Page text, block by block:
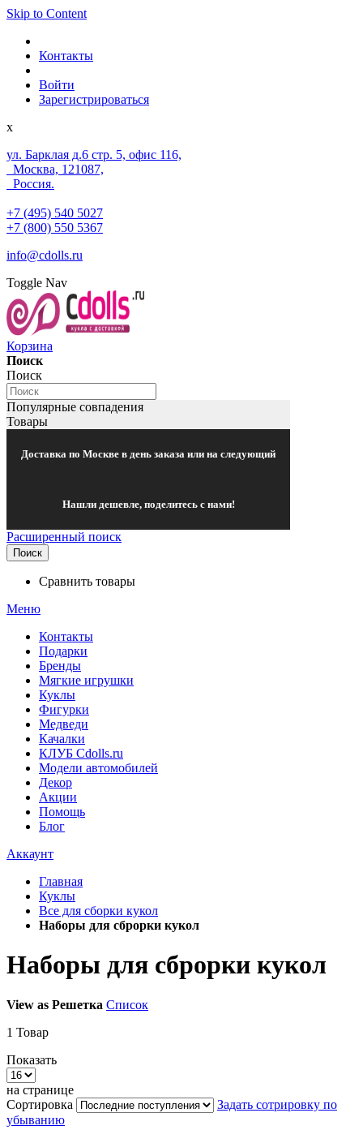
Skip to Content
Контакты
Войти
Зарегистрироваться
x
ул. Барклая д.6 стр. 5, офис 116,
Москва, 121087,
Россия.
+7 (495) 540 5027
+7 (800) 550 5367
info@cdolls.ru
Toggle Nav
Корзина
Поиск
Поиск
Популярные совпадения
Товары
Доставка по Москве в день заказа или на следующий
Нашли дешевле, поделитесь с нами!
Расширенный поиск
Поиск
Сравнить товары
Меню
Контакты
Подарки
Бренды
Мягкие игрушки
Куклы
Фигурки
Медведи
Качалки
КЛУБ Cdolls.ru
Модели автомобилей
Декор
Акции
Помощь
Блог
Аккаунт
Главная
Куклы
Все для сборки кукол
Наборы для сброрки кукол
Наборы для сброрки кукол
View as Решетка Список
1 Товар
Показать
на странице
Сортировка
Задать сотрировку по
убыванию